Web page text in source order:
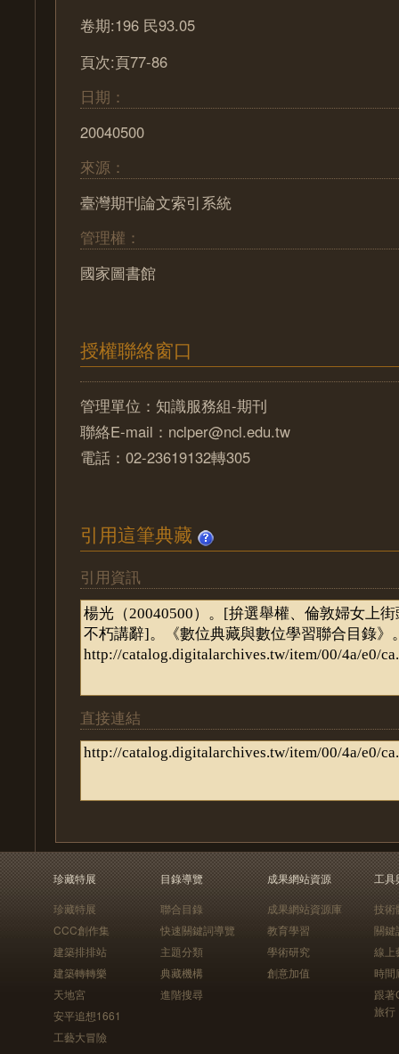
卷期:196 民93.05
頁次:頁77-86
日期：
20040500
來源：
臺灣期刊論文索引系統
管理權：
國家圖書館
授權聯絡窗口
管理單位：知識服務組-期刊
聯絡E-mail：nclper@ncl.edu.tw
電話：02-23619132轉305
引用這筆典藏
引用資訊
直接連結
珍藏特展
珍藏特展
CCC創作集
建築排排站
建築轉轉樂
天地宮
安平追想1661
工藝大冒險
目錄導覽
聯合目錄
快速關鍵詞導覽
主題分類
典藏機構
進階搜尋
成果網站資源
成果網站資源庫
教育學習
學術研究
創意加值
工具
技術
關鍵
線上
時間
跟
旅行